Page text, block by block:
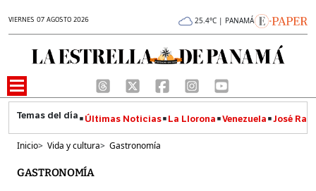
VIERNES 07 AGOSTO 2026 25.4°C | PANAMÁ
Últimas Noticias La Llorona Venezuela José
Inicio> Vida y cultura> Gastronomía
GASTRONOMÍA